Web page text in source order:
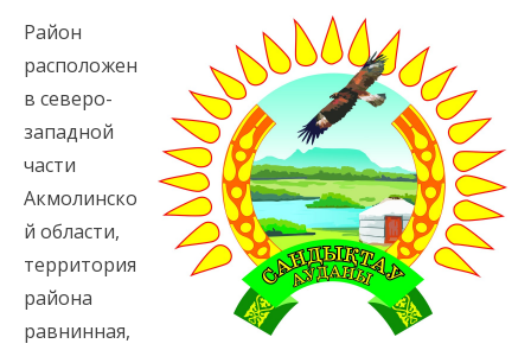
Район
расположен
в северо-
западной
части
Акмолинско
й области,
территория
района
равнинная,